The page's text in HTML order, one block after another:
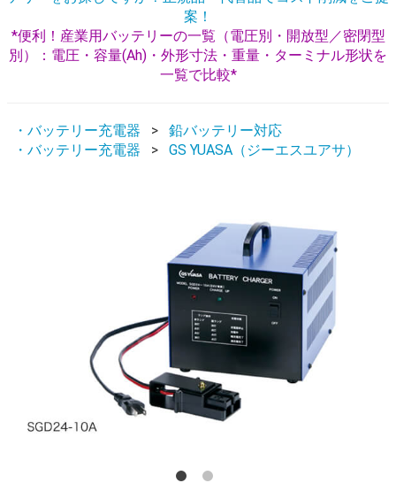
案！
*便利！産業用バッテリーの一覧（電圧別・開放型／密閉型
別）：電圧・容量(Ah)・外形寸法・重量・ターミナル形状を
一覧で比較*
・バッテリー充電器
鉛バッテリー対応
・バッテリー充電器
GS YUASA（ジーエスユアサ）